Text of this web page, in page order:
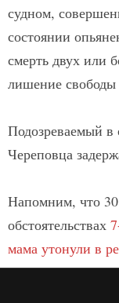
судном,
состоянии
смерть двух или
лишение свободы
Подозреваемый в
Череповца
Напомним, что 30
обстоятельствах
мама утонули в